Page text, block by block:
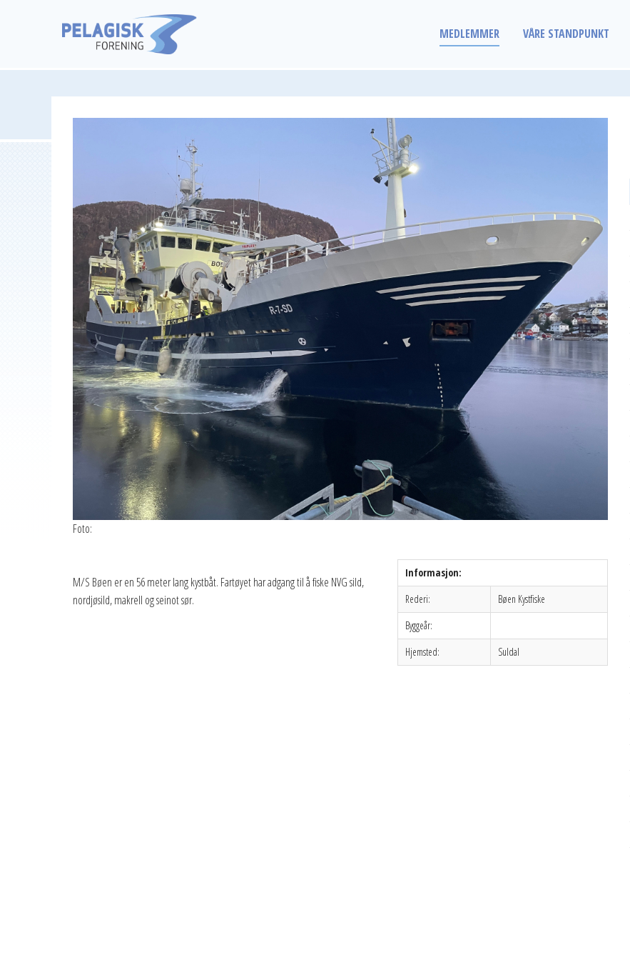
MEDLEMMER VÅRE STANDPUNKT
Foto:
M/S Bøen er en 56 meter lang kystbåt. Fartøyet har adgang til å fiske NVG sild,
nordjøsild, makrell og seinot sør.
Informasjon:
Rederi:
Bøen Kystfiske
Byggeår:
Hjemsted:
Suldal